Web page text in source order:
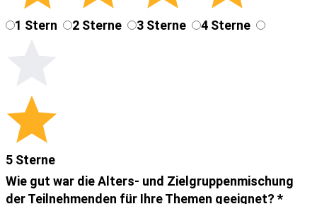
1 Stern 2 Sterne 3 Sterne 4 Sterne
5 Sterne
Wie gut war die Alters- und Zielgruppenmischung
der Teilnehmenden für Ihre Themen geeignet? *